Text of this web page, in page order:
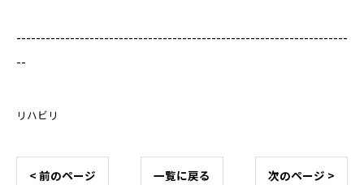
--------------------------------------------------------------------
--
リハビリ
< 前のページ 一覧に戻る 次のページ >